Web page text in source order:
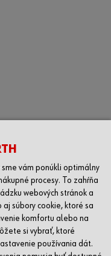
vám ponúkli optimálny
procesy. To zahŕňa
webových stránok a
súbory cookie, ktoré sa
komfortu alebo na
si vybrať, ktoré
používania dát.